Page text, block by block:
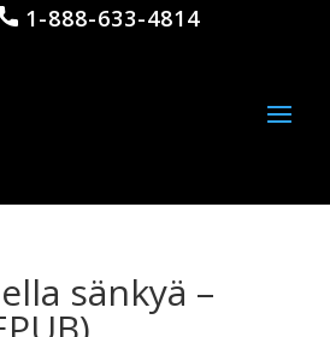
1-888-633-4814
sänkyä –